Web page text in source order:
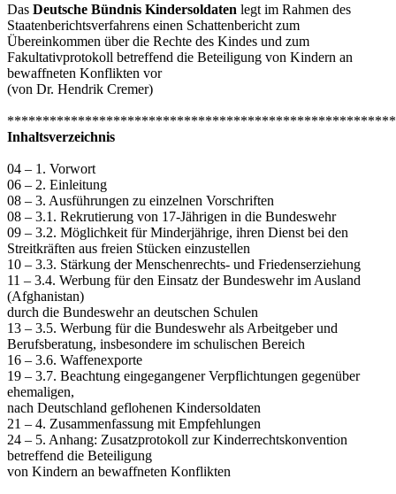
Das Deutsche Bündnis Kindersoldaten legt im Rahmen des
Staatenberichtsverfahrens einen Schattenbericht zum
Übereinkommen über die Rechte des Kindes und zum
Fakultativprotokoll betreffend die Beteiligung von Kindern an
bewaffneten Konflikten vor
(von Dr. Hendrik Cremer)
Inhaltsverzeichnis
04 – 1. Vorwort
06 – 2. Einleitung
08 – 3. Ausführungen zu einzelnen Vorschriften
08 – 3.1. Rekrutierung von 17-Jährigen in die Bundeswehr
09 – 3.2. Möglichkeit für Minderjährige, ihren Dienst bei den
Streitkräften aus freien Stücken einzustellen
10 – 3.3. Stärkung der Menschenrechts- und Friedenserziehung
11 – 3.4. Werbung für den Einsatz der Bundeswehr im Ausland
(Afghanistan)
durch die Bundeswehr an deutschen Schulen
13 – 3.5. Werbung für die Bundeswehr als Arbeitgeber und
Berufsberatung, insbesondere im schulischen Bereich
16 – 3.6. Waffenexporte
19 – 3.7. Beachtung eingegangener Verpflichtungen gegenüber
ehemaligen,
nach Deutschland geflohenen Kindersoldaten
21 – 4. Zusammenfassung mit Empfehlungen
24 – 5. Anhang: Zusatzprotokoll zur Kinderrechtskonvention
betreffend die Beteiligung
von Kindern an bewaffneten Konflikten